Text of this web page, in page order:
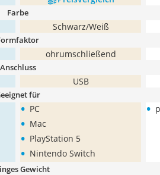
Farbe
Schwarz/Weiß
ohrumschließend
Anschluss
USB
für
• PC
• Mac
• PlayStation 5
• Nintendo Switch
•
Gewicht